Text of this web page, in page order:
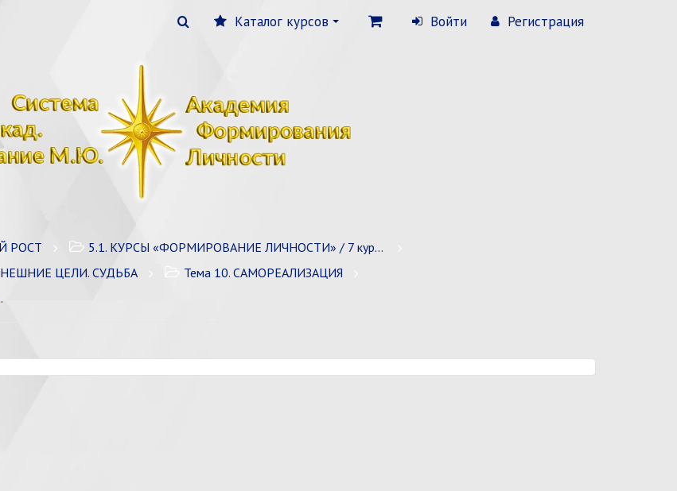
Каталог курсов Войти Регистрация
РОСТ
5.1. КУРСЫ «ФОРМИРОВАНИЕ ЛИЧНОСТИ» / 7 курсов
ЦЕЛИ. СУДЬБА
Тема 10. САМОРЕАЛИЗАЦИЯ